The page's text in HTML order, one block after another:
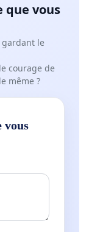
que vous
gardant le
courage de
même ?
vous